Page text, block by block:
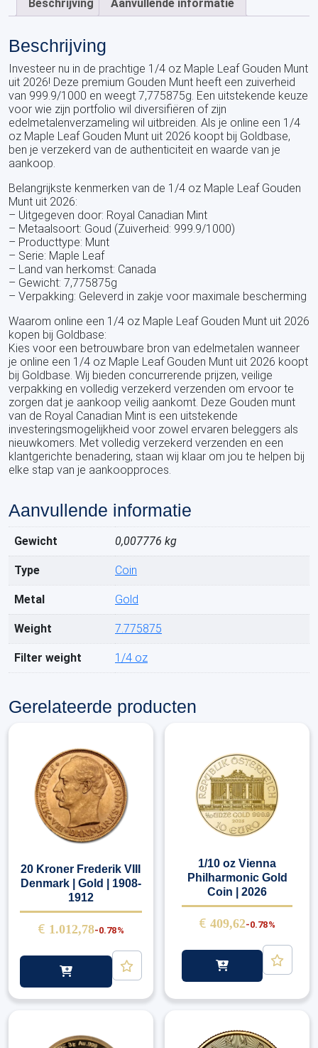
Beschrijving Aanvullende informatie
Beschrijving
Investeer nu in de prachtige 1/4 oz Maple Leaf Gouden Munt
uit 2026! Deze premium Gouden Munt heeft een zuiverheid
van 999.9/1000 en weegt 7,775875g. Een uitstekende keuze
voor wie zijn portfolio wil diversifiëren of zijn
edelmetalenverzameling wil uitbreiden. Als je online een 1/4
oz Maple Leaf Gouden Munt uit 2026 koopt bij Goldbase,
ben je verzekerd van de authenticiteit en waarde van je
aankoop.
Belangrijkste kenmerken van de 1/4 oz Maple Leaf Gouden
Munt uit 2026:
– Uitgegeven door: Royal Canadian Mint
– Metaalsoort: Goud (Zuiverheid: 999.9/1000)
– Producttype: Munt
– Serie: Maple Leaf
– Land van herkomst: Canada
– Gewicht: 7,775875g
– Verpakking: Geleverd in zakje voor maximale bescherming
Waarom online een 1/4 oz Maple Leaf Gouden Munt uit 2026
kopen bij Goldbase:
Kies voor een betrouwbare bron van edelmetalen wanneer
je online een 1/4 oz Maple Leaf Gouden Munt uit 2026 koopt
bij Goldbase. Wij bieden concurrerende prijzen, veilige
verpakking en volledig verzekerd verzenden om ervoor te
zorgen dat je aankoop veilig aankomt. Deze Gouden munt
van de Royal Canadian Mint is een uitstekende
investeringsmogelijkheid voor zowel ervaren beleggers als
nieuwkomers. Met volledig verzekerd verzenden en een
klantgerichte benadering, staan wij klaar om jou te helpen bij
elke stap van je aankoopproces.
Aanvullende informatie
Gewicht 0,007776 kg
Type Coin
Metal Gold
Weight 7.775875
Filter weight 1/4 oz
Gerelateerde producten
20 Kroner Frederik VIII
Denmark | Gold | 1908-
1912
€ 1.012,78-0.78%
1/10 oz Vienna
Philharmonic Gold
Coin | 2026
€ 409,62-0.78%